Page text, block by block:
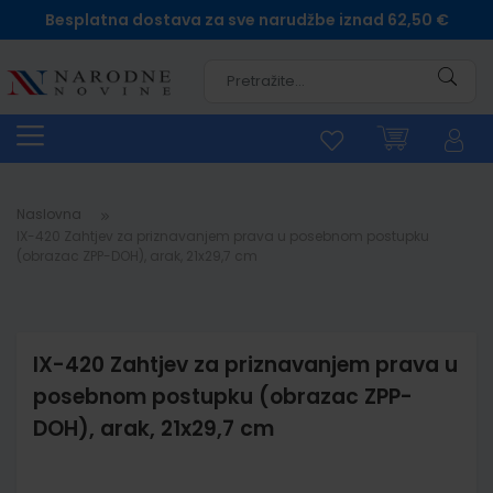
Besplatna dostava za sve narudžbe iznad 62,50 €
Naslovna
IX-420 Zahtjev za priznavanjem prava u
posebnom postupku (obrazac ZPP-
DOH), arak, 21x29,7 cm